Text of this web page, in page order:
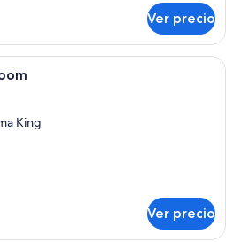
Ver precio
Camas con efecto memoria, minibar
King
Ver precio